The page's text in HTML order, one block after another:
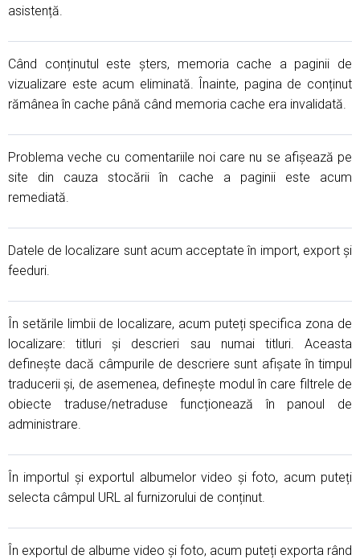
asistență.
Când conținutul este șters, memoria cache a paginii de
vizualizare este acum eliminată. Înainte, pagina de conținut
rămânea în cache până când memoria cache era invalidată.
Problema veche cu comentariile noi care nu se afișează pe
site din cauza stocării în cache a paginii este acum
remediată.
Datele de localizare sunt acum acceptate în import, export și
feeduri.
În setările limbii de localizare, acum puteți specifica zona de
localizare: titluri și descrieri sau numai titluri. Aceasta
definește dacă câmpurile de descriere sunt afișate în timpul
traducerii și, de asemenea, definește modul în care filtrele de
obiecte traduse/netraduse funcționează în panoul de
administrare.
În importul și exportul albumelor video și foto, acum puteți
selecta câmpul URL al furnizorului de conținut.
În exportul de albume video și foto, acum puteți exporta rând